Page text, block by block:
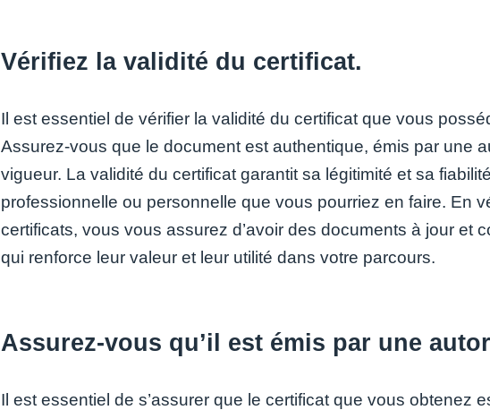
Vérifiez la validité du certificat.
Il est essentiel de vérifier la validité du certificat que vous
Assurez-vous que le document est authentique, émis par une
vigueur. La validité du certificat garantit sa légitimité et sa
professionnelle ou personnelle que vous pourriez en faire. En
certificats, vous vous assurez d’avoir des documents à jour et
qui renforce leur valeur et leur utilité dans votre parcours.
Assurez-vous qu’il est émis par une
Il est essentiel de s’assurer que le certificat que vous obtenez